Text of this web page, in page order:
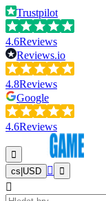
Trustpilot
4.6Reviews
Reviews.io
4.8Reviews
Google
4.6Reviews
cs USD